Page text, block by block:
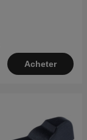
Acheter